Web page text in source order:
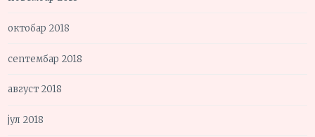
октобар 2018
септембар 2018
август 2018
јул 2018